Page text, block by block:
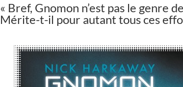
« Bref, Gnomon n’est pas le genre
Mérite-t-il pour autant tous ces